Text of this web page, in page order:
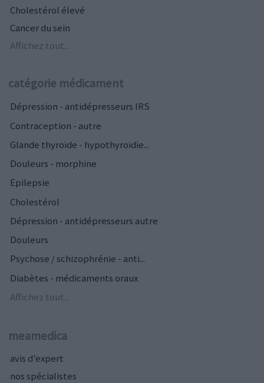
Cholestérol élevé
Cancer du sein
Affichez tout...
catégorie médicament
Dépression - antidépresseurs IRS
Contraception - autre
Glande thyroïde - hypothyroïdie...
Douleurs - morphine
Epilepsie
Cholestérol
Dépression - antidépresseurs autre
Douleurs
Psychose / schizophrénie - anti...
Diabètes - médicaments oraux
Affichez tout...
meamedica
avis d’expert
nos spécialistes